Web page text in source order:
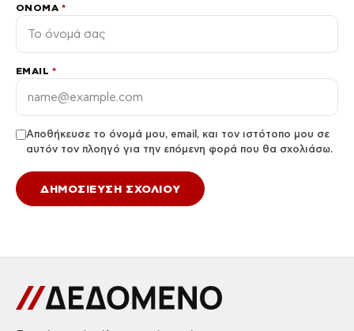
ΌΝΟΜΑ *
EMAIL *
Αποθήκευσε το όνομά μου, email, και τον ιστότοπο μου σε
αυτόν τον πλοηγό για την επόμενη φορά που θα σχολιάσω.